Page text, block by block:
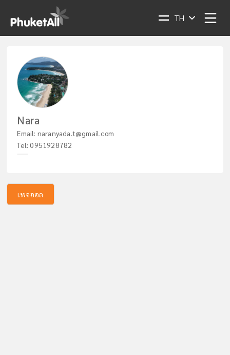
TH
Nara
Email: naranyada.t@gmail.com
Tel:0951928782
เพจออล